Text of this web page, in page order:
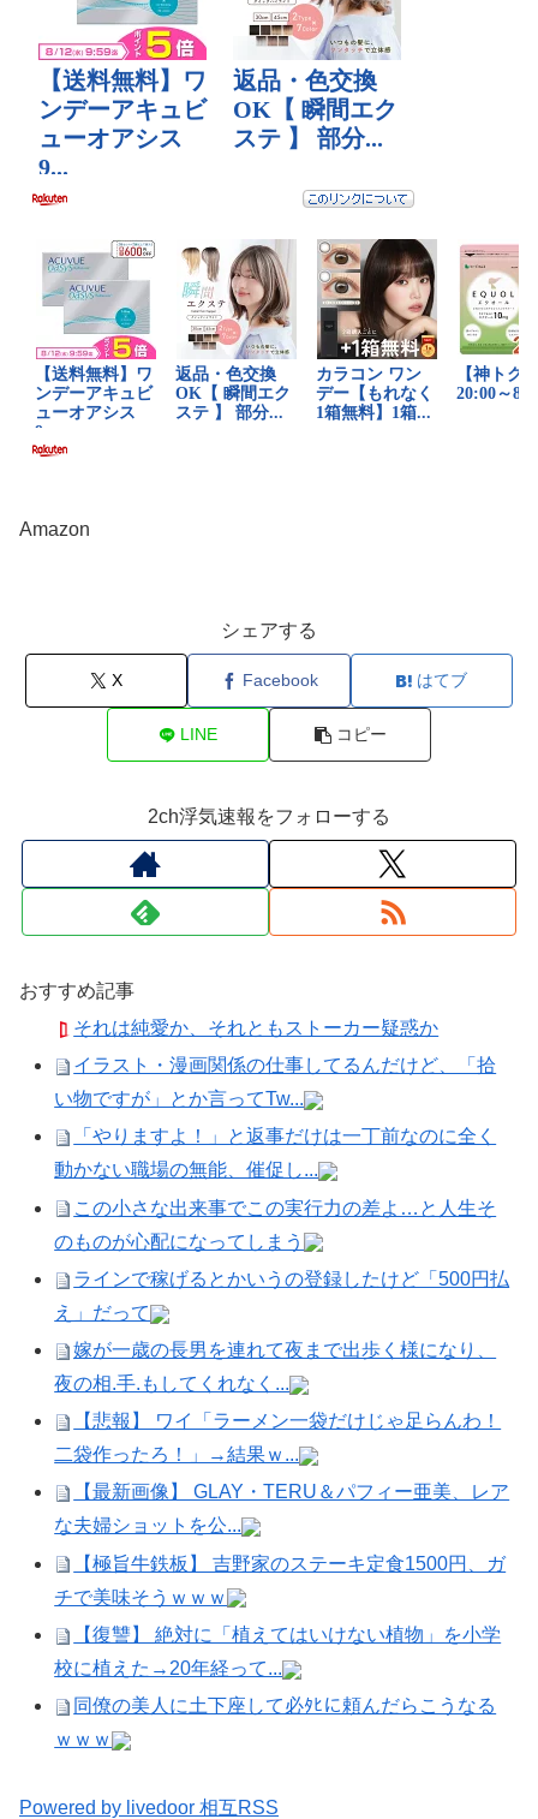
Amazon
シェアする
X Facebook はてブ
LINE コピー
2ch浮気速報をフォローする
おすすめ記事
それは純愛か、それともストーカー疑惑か
イラスト・漫画関係の仕事してるんだけど、「拾
い物ですが」とか言ってTw...
「やりますよ！」と返事だけは一丁前なのに全く
動かない職場の無能、催促し...
この小さな出来事でこの実行力の差よ…と人生そ
のものが心配になってしまう
ラインで稼げるとかいうの登録したけど「500円払
え」だって
嫁が一歳の長男を連れて夜まで出歩く様になり、
夜の相.手.もしてくれなく...
【悲報】 ワイ「ラーメン一袋だけじゃ足らんわ！
二袋作ったろ！」→結果ｗ...
【最新画像】 GLAY・TERU＆パフィー亜美、レア
な夫婦ショットを公...
【極旨牛鉄板】 吉野家のステーキ定食1500円、ガ
チで美味そうｗｗｗ
【復讐】 絶対に「植えてはいけない植物」を小学
校に植えた→20年経って...
同僚の美人に土下座して必ﾀﾋに頼んだらこうなる
ｗｗｗ
Powered by livedoor 相互RSS